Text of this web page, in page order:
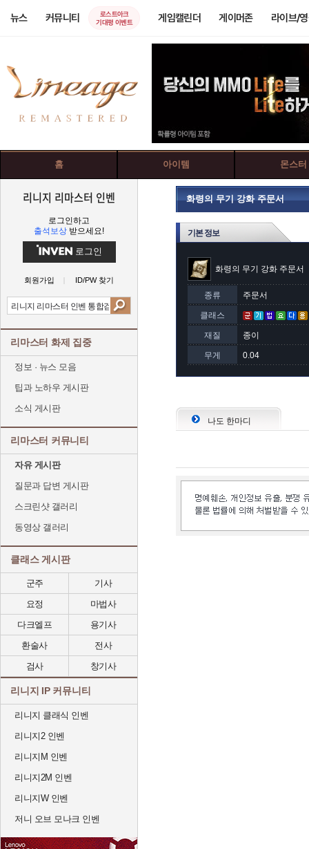
뉴스 커뮤니티
로스트아크
기대평 이벤트
게임캘린더 게이머존 라이브/
홈 아이템 몬스터
리니지 리마스터 인벤
로그인하고
출석보상 받으세요!
로그인
회원가입 ID/PW 찾기
리마스터 화제 집중
정보 · 뉴스 모음
팁과 노하우 게시판
소식 게시판
리마스터 커뮤니티
자유 게시판
질문과 답변 게시판
스크린샷 갤러리
동영상 갤러리
클래스 게시판
군주
기사
요정
마법사
다크엘프
용기사
환술사
전사
검사
창기사
리니지 IP 커뮤니티
리니지 클래식 인벤
리니지2 인벤
리니지M 인벤
리니지2M 인벤
리니지W 인벤
저니 오브 모나크 인벤
화령의 무기 강화 주문서
기본 정보
화령의 무기 강화 주문서
종류 주문서
클래스
재질 종이
무게 0.04
나도 한마디